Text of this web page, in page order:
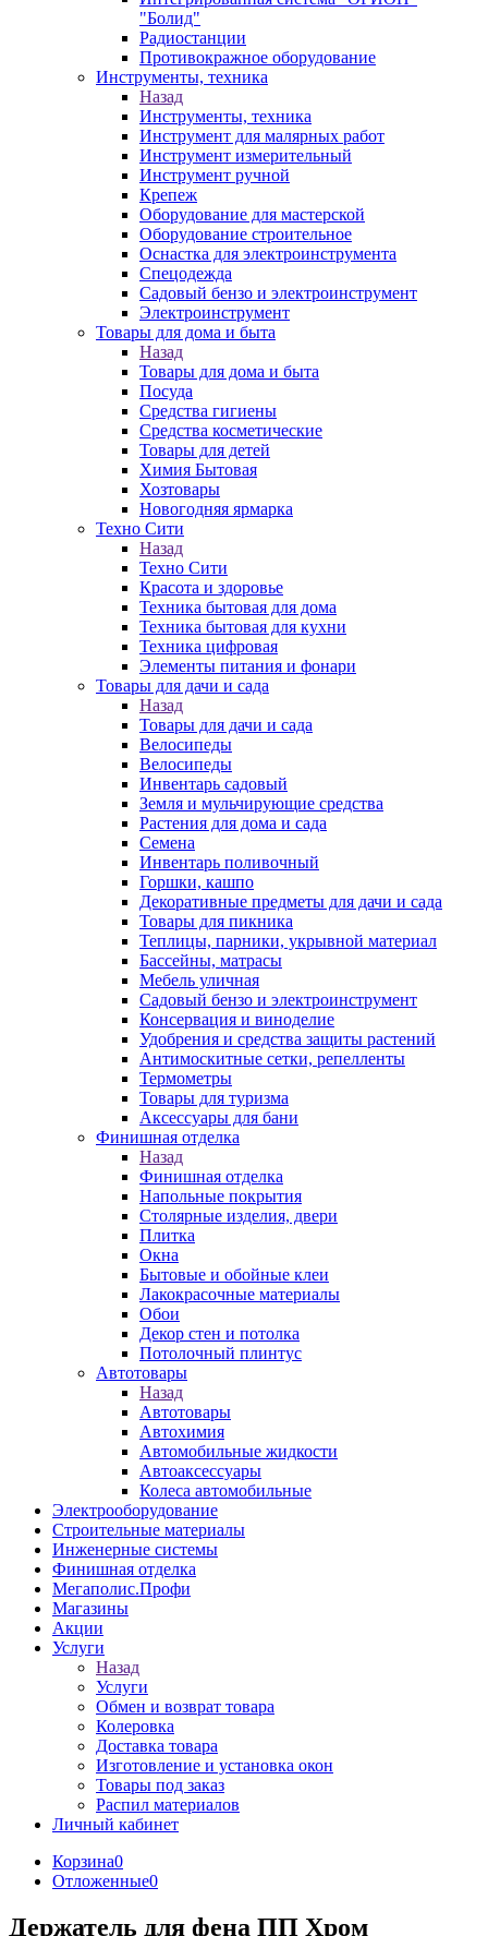
"Болид"
Радиостанции
Противокражное оборудование
Инструменты, техника
Назад
Инструменты, техника
Инструмент для малярных работ
Инструмент измерительный
Инструмент ручной
Крепеж
Оборудование для мастерской
Оборудование строительное
Оснастка для электроинструмента
Спецодежда
Садовый бензо и электроинструмент
Электроинструмент
Товары для дома и быта
Назад
Товары для дома и быта
Посуда
Средства гигиены
Средства косметические
Товары для детей
Химия Бытовая
Хозтовары
Новогодняя ярмарка
Техно Сити
Назад
Техно Сити
Красота и здоровье
Техника бытовая для дома
Техника бытовая для кухни
Техника цифровая
Элементы питания и фонари
Товары для дачи и сада
Назад
Товары для дачи и сада
Велосипеды
Велосипеды
Инвентарь садовый
Земля и мульчирующие средства
Растения для дома и сада
Семена
Инвентарь поливочный
Горшки, кашпо
Декоративные предметы для дачи и сада
Товары для пикника
Теплицы, парники, укрывной материал
Бассейны, матрасы
Мебель уличная
Садовый бензо и электроинструмент
Консервация и виноделие
Удобрения и средства защиты растений
Антимоскитные сетки, репелленты
Термометры
Товары для туризма
Аксессуары для бани
Финишная отделка
Назад
Финишная отделка
Напольные покрытия
Столярные изделия, двери
Плитка
Окна
Бытовые и обойные клеи
Лакокрасочные материалы
Обои
Декор стен и потолка
Потолочный плинтус
Автотовары
Назад
Автотовары
Автохимия
Автомобильные жидкости
Автоаксессуары
Колеса автомобильные
Электрооборудование
Строительные материалы
Инженерные системы
Финишная отделка
Мегаполис.Профи
Магазины
Акции
Услуги
Назад
Услуги
Обмен и возврат товара
Колеровка
Доставка товара
Изготовление и установка окон
Товары под заказ
Распил материалов
Личный кабинет
Корзина0
Отложенные0
Держатель для фена ПП Хром